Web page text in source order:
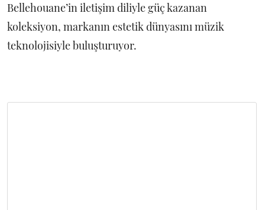
Bellehouane’in iletişim diliyle güç kazanan
koleksiyon, markanın estetik dünyasını müzik
teknolojisiyle buluşturuyor.